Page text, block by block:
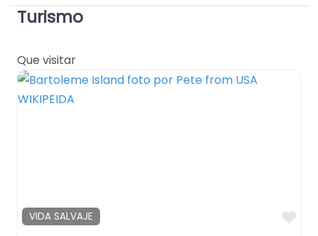
Turismo
Que visitar
VIDA SALVAJE